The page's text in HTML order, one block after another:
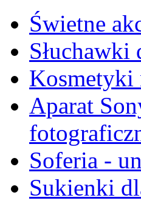
Świetne
Kosmetyki
Aparat
Soferia -
Sukienki